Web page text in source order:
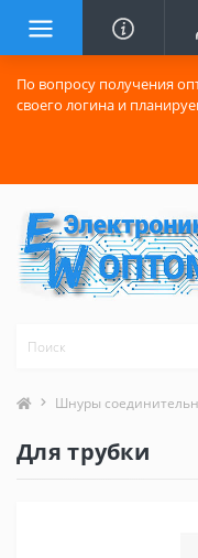
По вопросу получения
своего логина и
Шнуры
Для трубки